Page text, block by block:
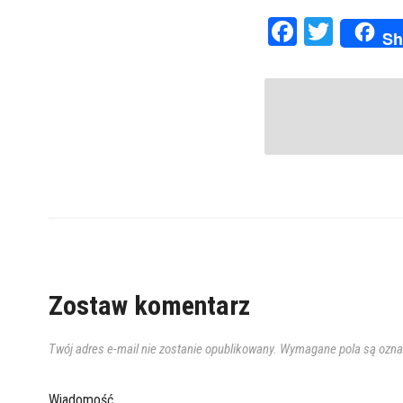
Zostaw komentarz
Twój adres e-mail nie zostanie opublikowany. Wymagane pola są
Wiadomość